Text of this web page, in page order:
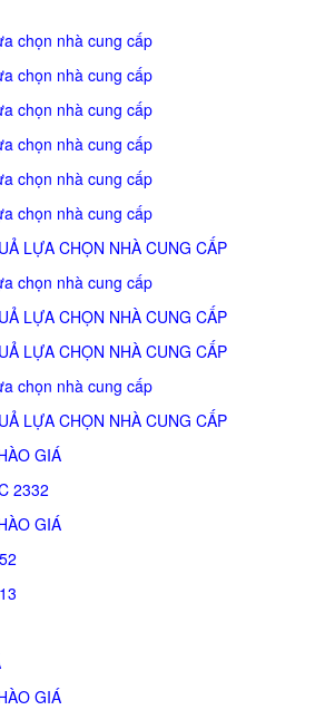
chọn nhà cung cấp
chọn nhà cung cấp
chọn nhà cung cấp
chọn nhà cung cấp
chọn nhà cung cấp
chọn nhà cung cấp
LỰA CHỌN NHÀ CUNG CẤP
chọn nhà cung cấp
LỰA CHỌN NHÀ CUNG CẤP
LỰA CHỌN NHÀ CUNG CẤP
chọn nhà cung cấp
LỰA CHỌN NHÀ CUNG CẤP
GIÁ
2332
GIÁ
GIÁ